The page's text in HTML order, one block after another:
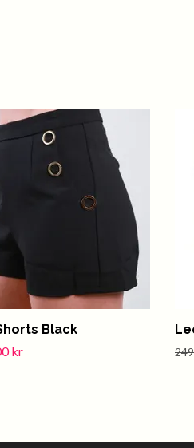
Black
kr